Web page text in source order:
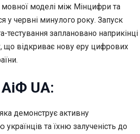
мовної моделі між Мінцифри та
у червні минулого року. Запуск
тестування заплановано наприкінці
що відкриває нову еру цифрових
UA:
демонструє активну
та їхню залученість до